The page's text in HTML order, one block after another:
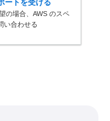
ートを受ける
の場合、AWS のスペ
い合わせる